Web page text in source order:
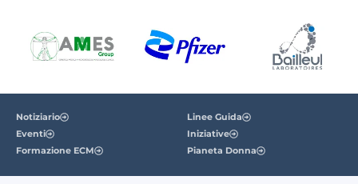
Notiziario
Eventi
Formazione ECM
Linee Guida
Iniziative
Pianeta Donna